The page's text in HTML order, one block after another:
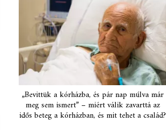
„Bevittük a kórházba, és pár nap múlva már
meg sem ismert” – miért válik zavarttá az
idős beteg a kórházban, és mit tehet a család?